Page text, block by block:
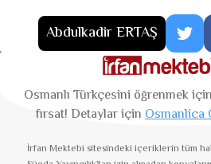
Abdulkadir ERTAŞ
Osmanlı Türkçesini öğrenmek
fırsat! Detaylar için Osmanlica
İrfan Mektebi sitesindeki içeriklerin tüm